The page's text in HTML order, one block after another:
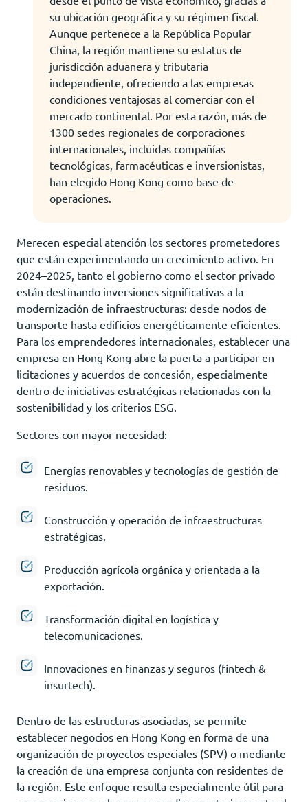
su ubicación geográfica y su régimen fiscal.
Aunque pertenece a la República Popular
China, la región mantiene su estatus de
jurisdicción aduanera y tributaria
independiente, ofreciendo a las empresas
condiciones ventajosas al comerciar con el
mercado continental. Por esta razón, más de
1300 sedes regionales de corporaciones
internacionales, incluidas compañías
tecnológicas, farmacéuticas e inversionistas,
han elegido Hong Kong como base de
operaciones.
Merecen especial atención los sectores prometedores
que están experimentando un crecimiento activo. En
2024–2025, tanto el gobierno como el sector privado
están destinando inversiones significativas a la
modernización de infraestructuras: desde nodos de
transporte hasta edificios energéticamente eficientes.
Para los emprendedores internacionales, establecer una
empresa en Hong Kong abre la puerta a participar en
licitaciones y acuerdos de concesión, especialmente
dentro de iniciativas estratégicas relacionadas con la
sostenibilidad y los criterios ESG.
Sectores con mayor necesidad:
Energías renovables y tecnologías de gestión de
residuos.
Construcción y operación de infraestructuras
estratégicas.
Producción agrícola orgánica y orientada a la
exportación.
Transformación digital en logística y
telecomunicaciones.
Innovaciones en finanzas y seguros (fintech &
insurtech).
Dentro de las estructuras asociadas, se permite
establecer negocios en Hong Kong en forma de una
organización de proyectos especiales (SPV) o mediante
la creación de una empresa conjunta con residentes de
la región. Este enfoque resulta especialmente útil para